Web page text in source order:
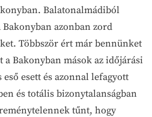
Balatonalmádiból
azonban zord
Többször ért már bennünket
a Bakonyban mások az időjárási
esett és azonnal lefagyott
és totális bizonytalanságban
tűnt, hogy